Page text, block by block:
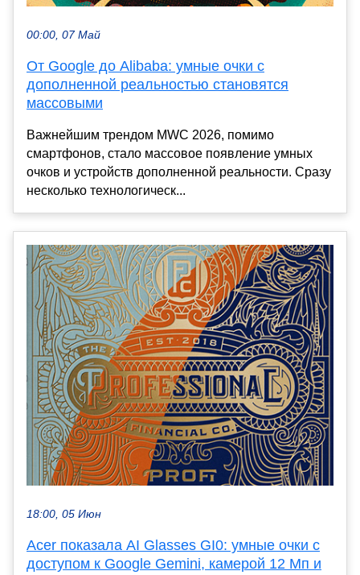
00:00, 07 Май
От Google до Alibaba: умные очки с
дополненной реальностью становятся
массовыми
Важнейшим трендом MWC 2026, помимо
смартфонов, стало массовое появление умных
очков и устройств дополненной реальности. Сразу
несколько технологическ...
18:00, 05 Июн
Acer показала AI Glasses GI0: умные очки с
доступом к Google Gemini, камерой 12 Мп и